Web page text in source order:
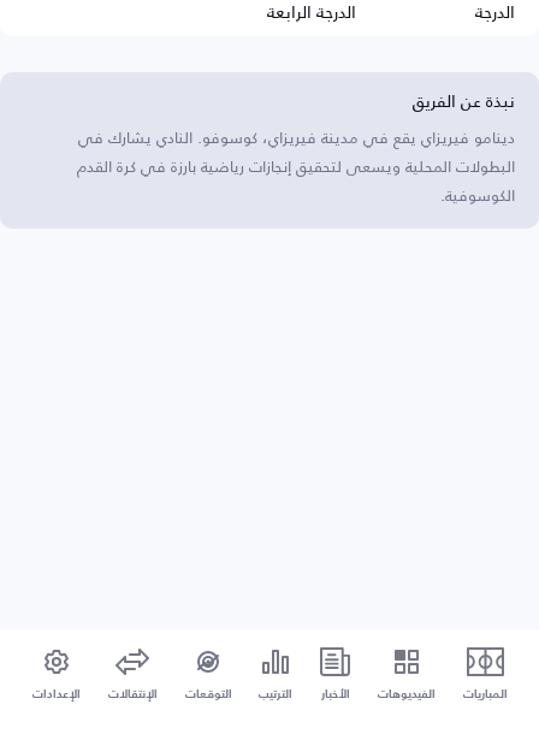
الدرجة
الدرجة الرابعة
نبذة عن الفريق
دينامو فيريزاي يقع في مدينة فيريزاي، كوسوفو. النادي يشارك في
البطولات المحلية ويسعى لتحقيق إنجازات رياضية بارزة في كرة القدم
الكوسوفية.
المباريات الفيديوهات الأخبار الترتيب التوقعات الإنتقالات الإعدادات